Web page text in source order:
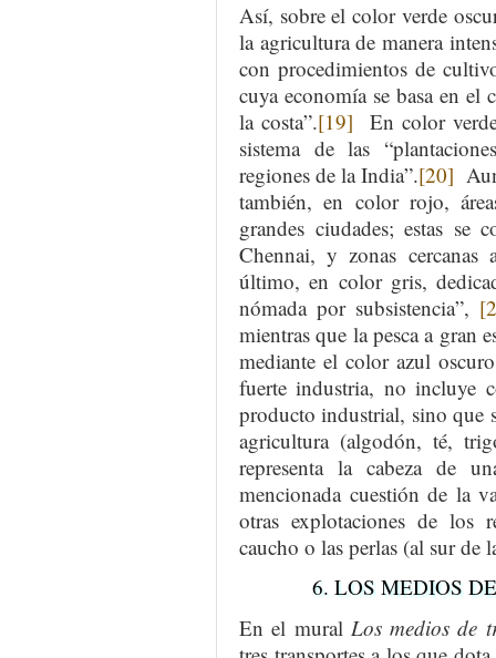
Así, sobre el color verde
la agricultura de manera
con procedimientos de
cuya economía se basa en
la costa”.[19] En color
sistema de las
regiones de la India”.[20]
también, en color rojo,
grandes ciudades; estas se
Chennai, y zonas
último, en color gris,
nómada por subsistencia”,
mientras que la pesca a gran
mediante el color azul
fuerte industria, no incluye
producto industrial, sino que
agricultura (algodón, té,
representa la cabeza de
mencionada cuestión de la
otras explotaciones de los
caucho o las perlas (al sur de
6. LOS MEDIOS DE
En el mural Los medios de